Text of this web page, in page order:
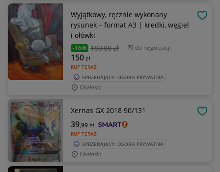
Wyjątkowy, ręcznie wykonany
rysunek – format A3 | kredki, węgiel
i ołówki
-16% 180,00 zł do negocjacji
KUP TERAZ
150zł
SPRZEDAJĄCY: OSOBA PRYWATNA
Chełmża
Xernas GX 2018 90/131
KUP TERAZ
39,99zł
SPRZEDAJĄCY: OSOBA PRYWATNA
Chełmża